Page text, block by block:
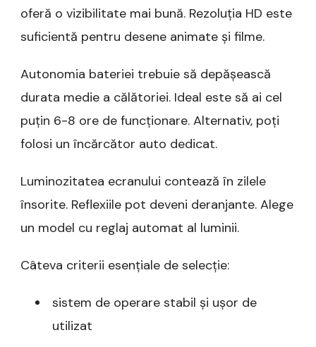
oferă o vizibilitate mai bună. Rezoluția HD este
suficientă pentru desene animate și filme.
Autonomia bateriei trebuie să depășească
durata medie a călătoriei. Ideal este să ai cel
puțin 6-8 ore de funcționare. Alternativ, poți
folosi un încărcător auto dedicat.
Luminozitatea ecranului contează în zilele
însorite. Reflexiile pot deveni deranjante. Alege
un model cu reglaj automat al luminii.
Câteva criterii esențiale de selecție:
sistem de operare stabil și ușor de
utilizat